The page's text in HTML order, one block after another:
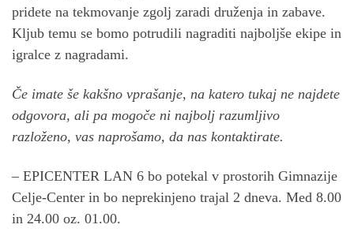
pridete na tekmovanje zgolj zaradi druženja in zabave.
Kljub temu se bomo potrudili nagraditi najboljše ekipe in
igralce z nagradami.
Če imate še kakšno vprašanje, na katero tukaj ne najdete
odgovora, ali pa mogoče ni najbolj razumljivo
razloženo, vas naprošamo, da nas kontaktirate.
– EPICENTER LAN 6 bo potekal v prostorih Gimnazije
Celje-Center in bo neprekinjeno trajal 2 dneva. Med 8.00
in 24.00 oz. 01.00.